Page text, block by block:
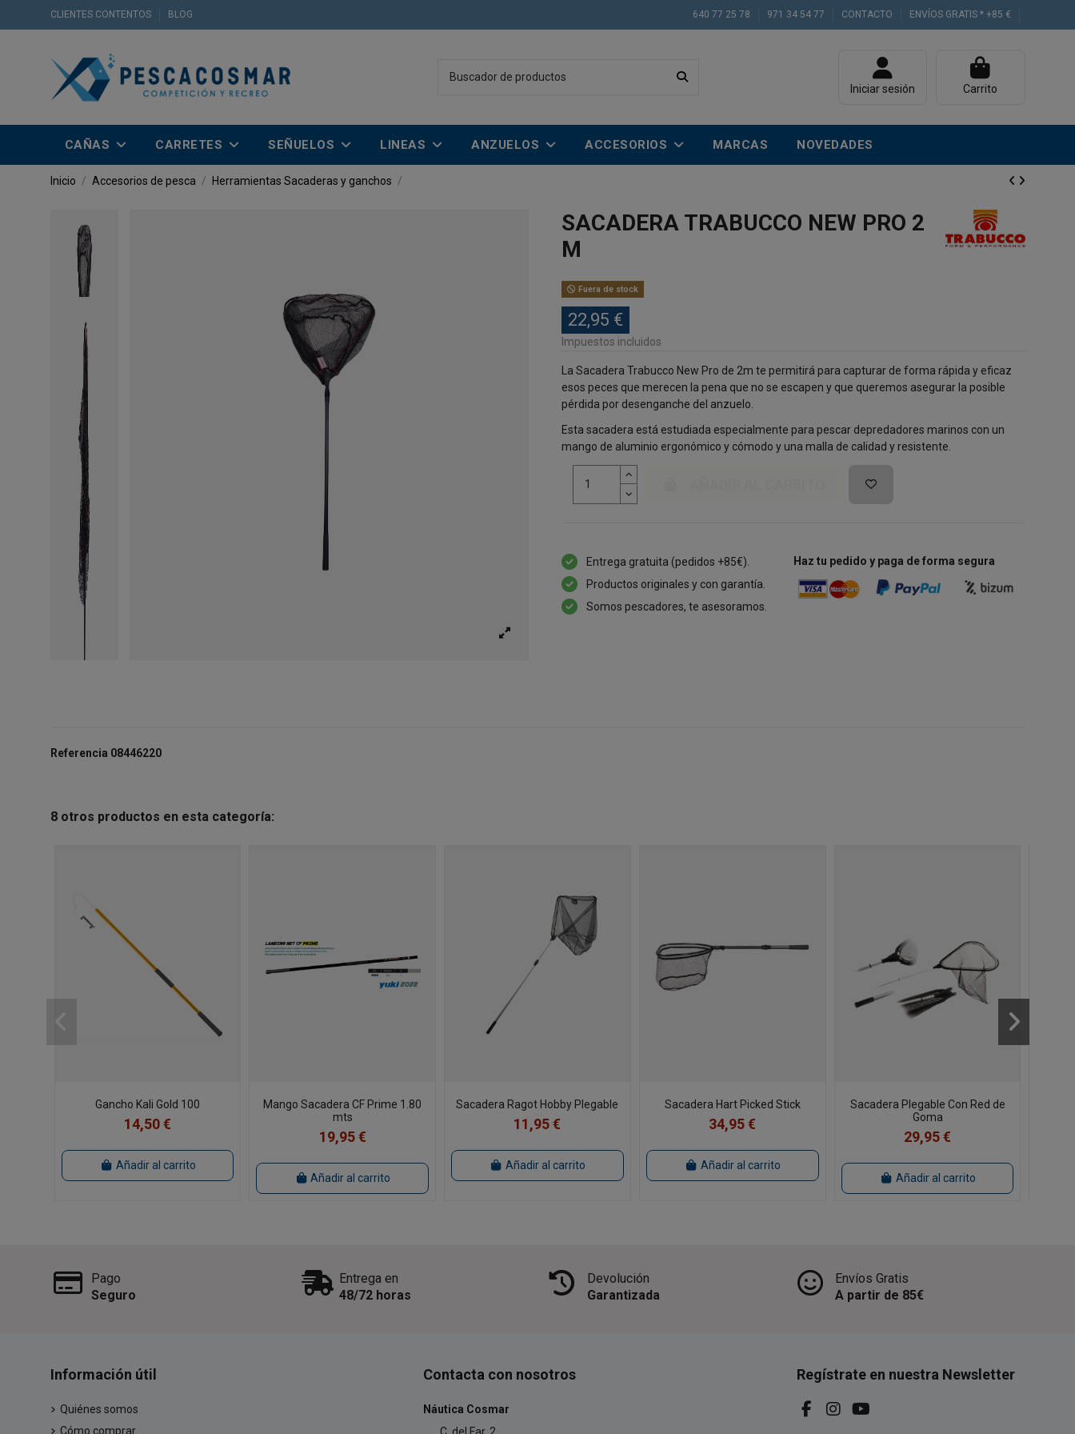
CLIENTES CONTENTOS BLOG 640 77 25 78 971 34 54 77 CONTACTO ENVÍOS GRATIS * +85 €
Iniciar sesión Carrito
CAÑAS CARRETES SEÑUELOS LINEAS ANZUELOS ACCESORIOS MARCAS NOVEDADES
Inicio Accesorios de pesca Herramientas Sacaderas y ganchos
SACADERA TRABUCCO NEW PRO 2
M
Fuera de stock
22,95 €
Impuestos incluidos
La Sacadera Trabucco New Pro de 2m te permitirá para capturar de forma rápida y eficaz
esos peces que merecen la pena que no se escapen y que queremos asegurar la posible
pérdida por desenganche del anzuelo.
Esta sacadera está estudiada especialmente para pescar depredadores marinos con un
mango de aluminio ergonómico y cómodo y una malla de calidad y resistente.
Entrega gratuita (pedidos +85€).
Productos originales y con garantía.
Somos pescadores, te asesoramos.
Haz tu pedido y paga de forma segura
Referencia 08446220
8 otros productos en esta categoría:
Gancho Kali Gold 100
14,50 €
Añadir al carrito
Mango Sacadera CF Prime 1.80
mts
19,95 €
Añadir al carrito
Sacadera Ragot Hobby Plegable
11,95 €
Añadir al carrito
Sacadera Hart Picked Stick
34,95 €
Añadir al carrito
Sacadera Plegable Con Red de
Goma
29,95 €
Añadir al carrito
Pago
Seguro
Entrega en
48/72 horas
Devolución
Garantizada
Envíos Gratis
A partir de 85€
Información útil
Quiénes somos
Cómo comprar
Contacta con nosotros
Náutica Cosmar
Regístrate en nuestra Newsletter